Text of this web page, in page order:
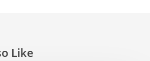
Like